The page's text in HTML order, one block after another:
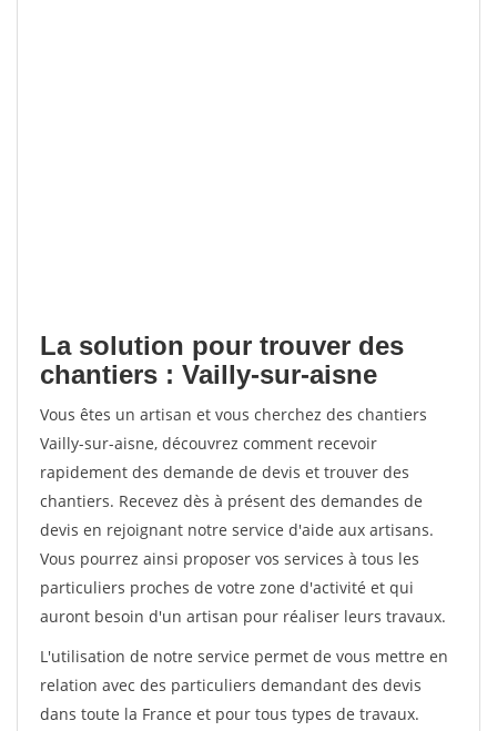
La solution pour trouver des
chantiers : Vailly-sur-aisne
Vous êtes un artisan et vous cherchez des chantiers
Vailly-sur-aisne, découvrez comment recevoir
rapidement des demande de devis et trouver des
chantiers. Recevez dès à présent des demandes de
devis en rejoignant notre service d'aide aux artisans.
Vous pourrez ainsi proposer vos services à tous les
particuliers proches de votre zone d'activité et qui
auront besoin d'un artisan pour réaliser leurs travaux.
L'utilisation de notre service permet de vous mettre en
relation avec des particuliers demandant des devis
dans toute la France et pour tous types de travaux.